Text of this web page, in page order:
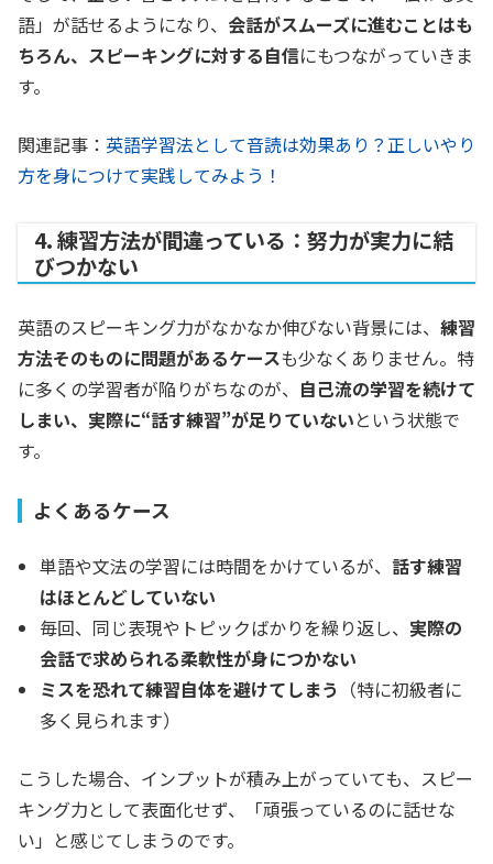
語」が話せるようになり、 会話がスムーズに進むことはも
ちろん、スピーキングに対する自信にもつながっていきま
す。
関連記事： 英語学習法として音読は効果あり？正しいやり
方を身につけて実践してみよう！
4. 練習方法が間違っている：努力が実力に結
びつかない
英語のスピーキング力がなかなか伸びない背景には、 練習
方法そのものに問題があるケースも少なくありません。特
に多くの学習者が陥りがちなのが、 自己流の学習を続けて
しまい、実際に“話す練習”が足りていないという状態で
す。
よくあるケース
単語や文法の学習には時間をかけているが、 話す練習
はほとんどしていない
毎回、同じ表現やトピックばかりを繰り返し、 実際の
会話で求められる柔軟性が身につかない
ミスを恐れて練習自体を避けてしまう （特に初級者に
多く見られます）
こうした場合、インプットが積み上がっていても、スピー
キング力として表面化せず、「頑張っているのに話せな
い」と感じてしまうのです。